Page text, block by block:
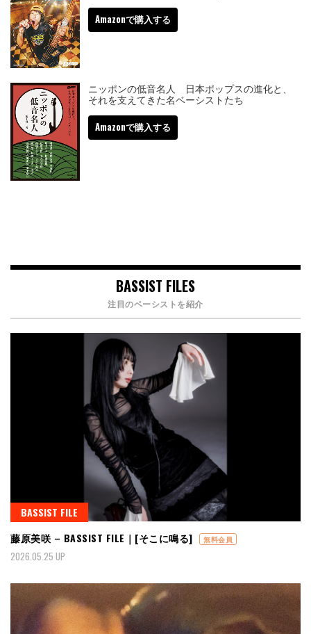
Amazonで購入する
ニッポンの低音名人 日本ポップスの進化と、
それを支えてきた名ベーシストたち
Amazonで購入する
BASSIST FILES
注目のベーシストを紹介
BASSIST FILE
藤原美咲 – BASSIST FILE｜[そこに鳴る]
無料会員
2026.05.25 UP